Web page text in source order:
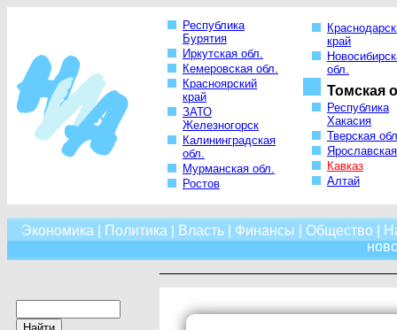
Республика
Бурятия
Иркутская обл.
Кемеровская обл.
Красноярский
край
ЗАТО
Железногорск
Калининградская
обл.
Мурманская обл.
Ростов
край
обл.
Томская
Республика
Хакасия
Тверская
Кавказ
Алтай
Экономика Политика Власть| Финансы Общество